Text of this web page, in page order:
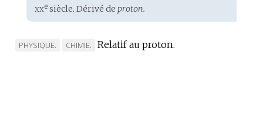
Étymologie
:
xxesiècle. Dérivé de proton.
MARQUE
PHYSIQUE.
MARQUE
CHIMIE. Relatif au proton.